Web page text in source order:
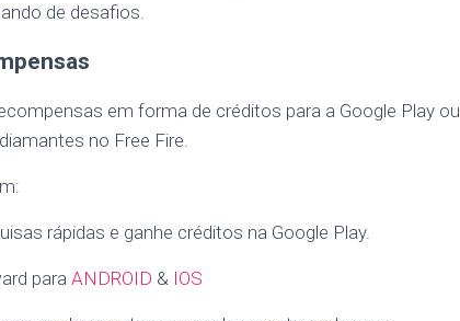
de desafios.
em forma de créditos para a Google Play ou
no Free Fire.
rápidas e ganhe créditos na Google Play.
paraANDROID & IOS